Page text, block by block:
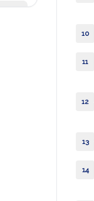
10
11
12
13
14